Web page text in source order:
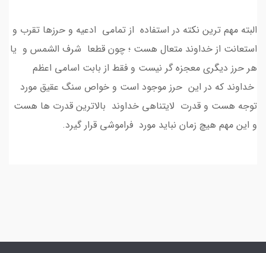
البته مهم ترین نکته در استفاده از تمامی ادعیه و حرزها تقرب و
استعانت از خداوند متعال هست ؛ چون قطعا شرف الشمس و یا
هر حرز دیگری معجزه گر نیست و فقط از بابت اسامی اعظم
خداوند که در این حرز موجود است و خواص سنگ عقیق مورد
توجه هست و قدرت لایتناهی خداوند بالاترین قدرت ها هست
و این مهم هیچ زمان نباید مورد فراموشی قرار گیرد.